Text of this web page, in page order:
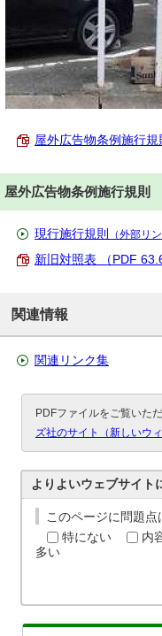
屋外広告物条例施行規
屋外広告物条例施行規則
現行施行規則 （外部リン
新旧対照表 （PDF
関連情報
関連リンク集
PDFファイルをご覧いた
ズ社のサイト（新しいウィ
よりよいウェブサイト
このページに問題
特にない
内
多い